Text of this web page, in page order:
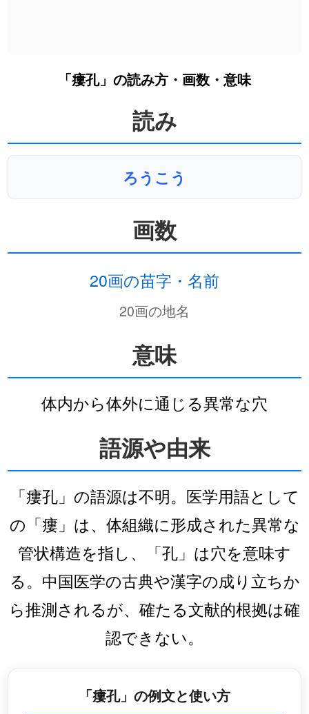
「瘻孔」の読み方・画数・意味
読み
ろうこう
画数
20画の苗字・名前
20画の地名
意味
体内から体外に通じる異常な穴
語源や由来
「瘻孔」の語源は不明。医学用語として
の「瘻」は、体組織に形成された異常な
管状構造を指し、「孔」は穴を意味す
る。中国医学の古典や漢字の成り立ちか
ら推測されるが、確たる文献的根拠は確
認できない。
「瘻孔」の例文と使い方